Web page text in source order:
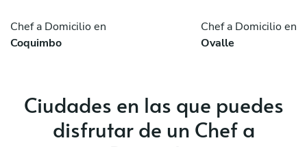
Chef a Domicilio en
Coquimbo
Chef a Domicilio en
Ovalle
Ciudades en las que puedes
disfrutar de un Chef a